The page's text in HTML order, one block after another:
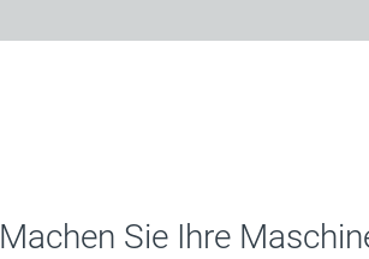
Machen Sie Ihre